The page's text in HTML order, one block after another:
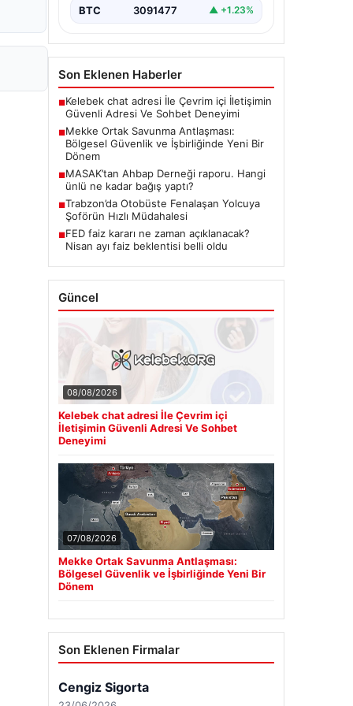
BTC 3091477 ▲ +1.23%
Son Eklenen Haberler
■Kelebek chat adresi İle Çevrim içi İletişimin
Güvenli Adresi Ve Sohbet Deneyimi
■Mekke Ortak Savunma Antlaşması:
Bölgesel Güvenlik ve İşbirliğinde Yeni Bir
Dönem
■MASAK’tan Ahbap Derneği raporu. Hangi
ünlü ne kadar bağış yaptı?
■Trabzon’da Otobüste Fenalaşan Yolcuya
Şoförün Hızlı Müdahalesi
■FED faiz kararı ne zaman açıklanacak?
Nisan ayı faiz beklentisi belli oldu
Güncel
08/08/2026
Kelebek chat adresi İle Çevrim içi
İletişimin Güvenli Adresi Ve Sohbet
Deneyimi
07/08/2026
Mekke Ortak Savunma Antlaşması:
Bölgesel Güvenlik ve İşbirliğinde Yeni Bir
Dönem
Son Eklenen Firmalar
Cengiz Sigorta